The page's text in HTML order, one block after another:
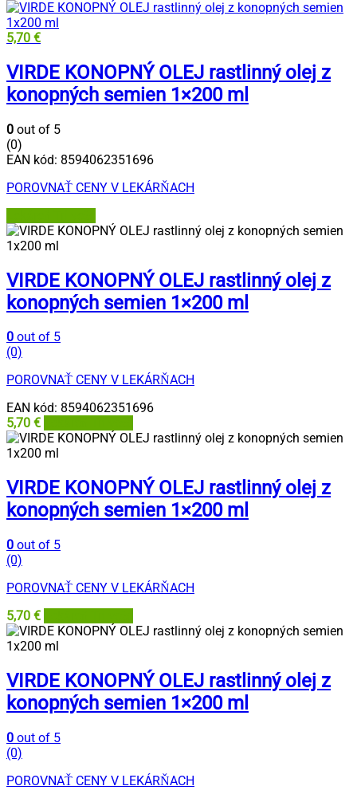
5,70 €
VIRDE KONOPNÝ OLEJ rastlinný olej z
konopných semien 1×200 ml
0 out of 5
(0)
EAN kód: 8594062351696
POROVNAŤ CENY V LEKÁRŇACH
VIRDE KONOPNÝ OLEJ rastlinný olej z
konopných semien 1×200 ml
0 out of 5
(0)
POROVNAŤ CENY V LEKÁRŇACH
EAN kód: 8594062351696
5,70 €
VIRDE KONOPNÝ OLEJ rastlinný olej z
konopných semien 1×200 ml
0 out of 5
(0)
POROVNAŤ CENY V LEKÁRŇACH
5,70 €
VIRDE KONOPNÝ OLEJ rastlinný olej z
konopných semien 1×200 ml
0 out of 5
(0)
POROVNAŤ CENY V LEKÁRŇACH